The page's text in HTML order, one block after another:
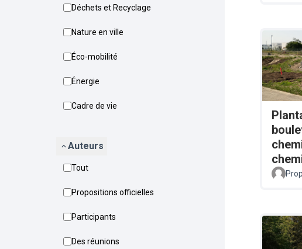
Déchets et Recyclage
Nature en ville
Éco-mobilité
Énergie
Cadre de vie
Auteurs
Tout
Propositions officielles
Participants
Des réunions